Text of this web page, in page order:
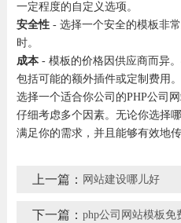
一定程度的自定义选项。
安全性- 选择一个安全的模板非
时。
成本- 模板的价格因供应商而异
包括可能的额外插件或定制费用。
选择一个适合你公司的PHP公司
仔细考虑多个因素。无论你选择
满足你的需求，并且能够有效地
上一篇： 网站建设哪儿好
下一篇： php公司网站模板免